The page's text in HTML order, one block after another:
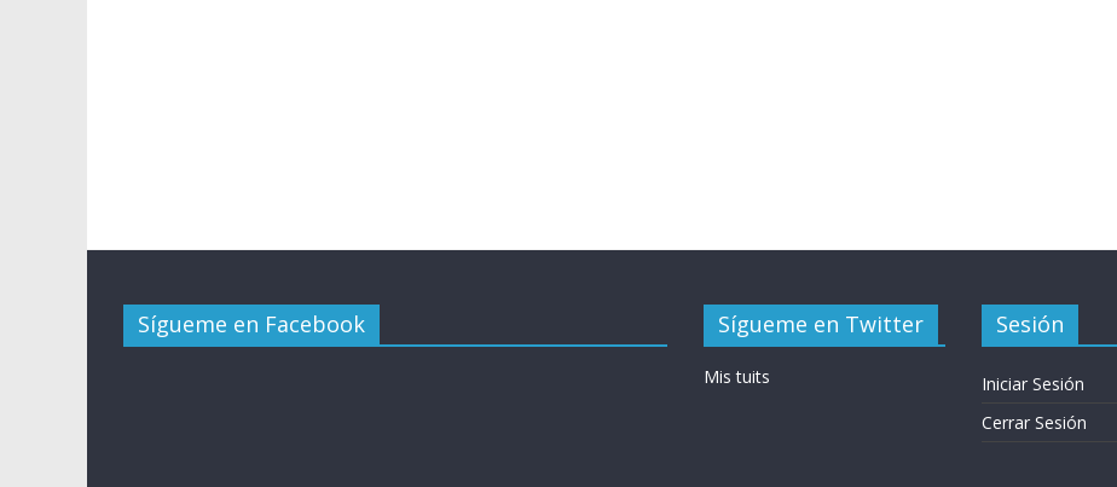
Sígueme en Facebook Sígueme en Twitter
Mis tuits
Sesión
Iniciar Sesión
Cerrar Sesión